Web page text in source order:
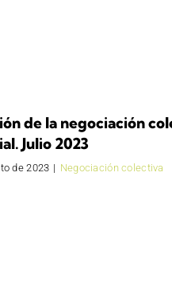
de la negociación
Julio 2023
de 2023 | Negociación colectiva